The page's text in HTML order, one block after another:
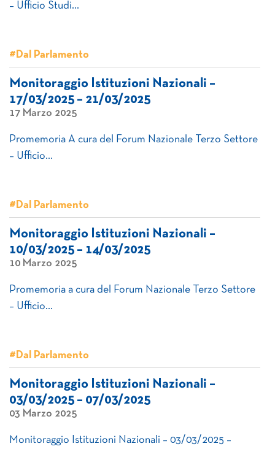
– Ufficio Studi…
#Dal Parlamento
Monitoraggio Istituzioni Nazionali –
17/03/2025 – 21/03/2025
17 Marzo 2025
Promemoria A cura del Forum Nazionale Terzo Settore
– Ufficio…
#Dal Parlamento
Monitoraggio Istituzioni Nazionali –
10/03/2025 – 14/03/2025
10 Marzo 2025
Promemoria a cura del Forum Nazionale Terzo Settore
– Ufficio…
#Dal Parlamento
Monitoraggio Istituzioni Nazionali –
03/03/2025 – 07/03/2025
03 Marzo 2025
Monitoraggio Istituzioni Nazionali – 03/03/2025 –